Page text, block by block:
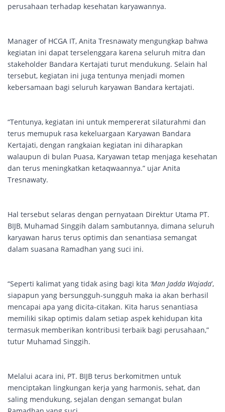
perusahaan terhadap kesehatan karyawannya.
Manager of HCGA IT, Anita Tresnawaty mengungkap bahwa
kegiatan ini dapat terselenggara karena seluruh mitra dan
stakeholder Bandara Kertajati turut mendukung. Selain hal
tersebut, kegiatan ini juga tentunya menjadi momen
kebersamaan bagi seluruh karyawan Bandara kertajati.
“Tentunya, kegiatan ini untuk mempererat silaturahmi dan
terus memupuk rasa kekeluargaan Karyawan Bandara
Kertajati, dengan rangkaian kegiatan ini diharapkan
walaupun di bulan Puasa, Karyawan tetap menjaga kesehatan
dan terus meningkatkan ketaqwaannya.” ujar Anita
Tresnawaty.
Hal tersebut selaras dengan pernyataan Direktur Utama PT.
BIJB, Muhamad Singgih dalam sambutannya, dimana seluruh
karyawan harus terus optimis dan senantiasa semangat
dalam suasana Ramadhan yang suci ini.
“Seperti kalimat yang tidak asing bagi kita ‘Man Jadda Wajada’,
siapapun yang bersungguh-sungguh maka ia akan berhasil
mencapai apa yang dicita-citakan. Kita harus senantiasa
memiliki sikap optimis dalam setiap aspek kehidupan kita
termasuk memberikan kontribusi terbaik bagi perusahaan,”
tutur Muhamad Singgih.
Melalui acara ini, PT. BIJB terus berkomitmen untuk
menciptakan lingkungan kerja yang harmonis, sehat, dan
saling mendukung, sejalan dengan semangat bulan